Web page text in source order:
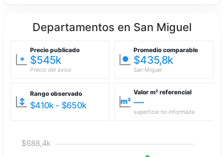
VALOR ARRIENDO: $545.000
Departamentos en San Miguel
⌖
Precio publicado
$545k
Precio del aviso
●
Promedio comparable
$435,8k
San Miguel
↕
Rango observado
$410k - $650k m²
Valor m² referencial
—
superficie no informada
$688,4k